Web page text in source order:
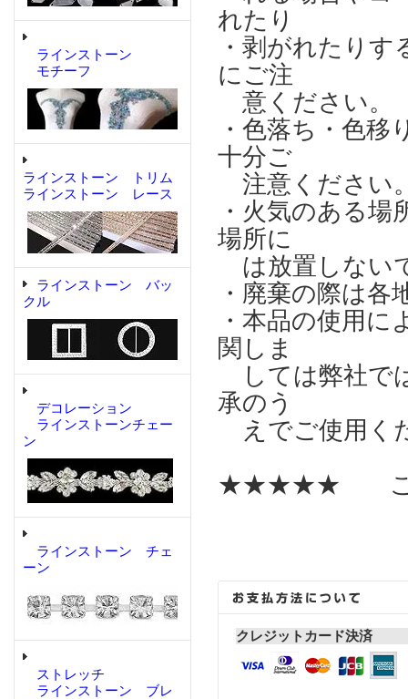
ラインストーン
モチーフ
ラインストーン トリム
ラインストーン レース
ラインストーン バッ
クル
デコレーション
ラインストーンチェー
ン
ラインストーン チェ
ーン
ストレッチ
ラインストーン ブレ
れたり
・剥がれたり
にご注
意ください。
・色落ち・色
十分ご
注意ください
・火気のある場
場所に
は放置しない
・廃棄の際は
・本品の使用
関しま
しては弊社で
承のう
えでご使用く
★★★★★ こ
クレジットカード決済